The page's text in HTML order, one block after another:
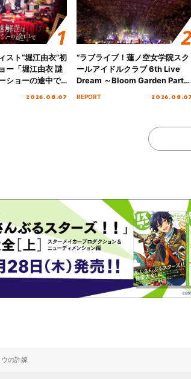
スト“堀江由衣”初
ー「堀江由衣 謎
ショーの途中で
2026.08.07
“ラブライブ！蓮ノ空女学院スク
ールアイドルクラブ 6th Live
Dream ～Bloom Garden Party
REPORT 2026.08.07
の許嫁